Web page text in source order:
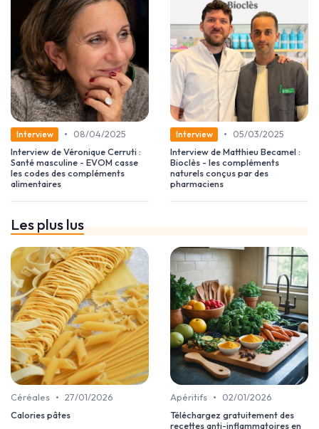
Interview •
08/04/2025
Interview de Véronique Cerruti :
Santé masculine - EVOM casse
les codes des compléments
alimentaires
Interview •
05/03/2025
Interview de Matthieu Becamel :
Bioclès - les compléments
naturels conçus par des
pharmaciens
Les plus lus
Céréales • 27/01/2026
Calories pâtes
Apéritifs •
02/01/2026
Téléchargez gratuitement des
recettes anti-inflammatoires en